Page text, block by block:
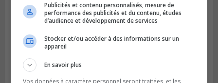
VIEUX-LONGUEUIL
Publié le 31 juillet 2026 à 14h20
Le RTL dévoile sa nouvelle flotte de
transport adapté
Publicités et contenu personnalisés, mesure de
performance des publicités et du contenu, études
d’audience et développement de services
Stocker et/ou accéder à des informations sur un
appareil
En savoir plus
Vos données à caractère personnel seront traitées, et les